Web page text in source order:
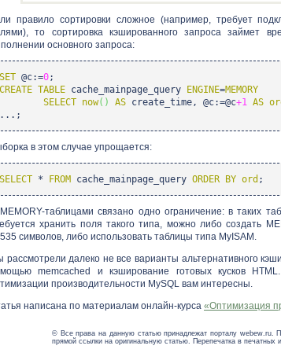
правило сортировки сложное (например, требует
то сортировка кэшированного запроса займет
основного запроса:
SET @c:=0;
CREATE TABLE cache_mainpage_query ENGINE=MEMORY
SELECT now( ) AS create_time, @c:=@c+1 AS
...;
в этом случае упрощается:
SELECT * FROM cache_mainpage_query ORDER BY ord ;
таблицами связано одно ограничение: в таких
хранить поля такого типа, можно либо создать
символов, либо использовать таблицы типа MyISAM.
рассмотрели далеко не все варианты альтернативного
memcached и кэширование готовых кусков
производительности MySQL вам интересны.
написана по материалам онлайн-курса «Оптимизация
© Все права на данную статью принадлежат порталу webew.ru.
прямой ссылки на оригинальную статью. Перепечатка в печатных